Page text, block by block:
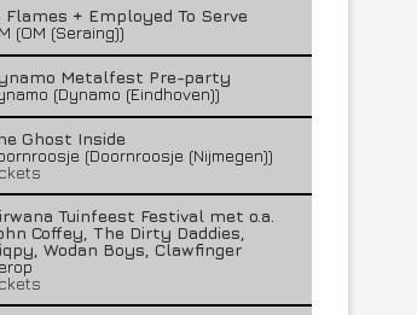
Flames + Employed To Serve
(OM (Seraing))
Metalfest Pre-party
(Dynamo (Eindhoven))
Ghost Inside
(Doornroosje (Nijmegen))
Tuinfeest Festival met o.a.
Coffey, The Dirty Daddies,
Wodan Boys, Clawfinger